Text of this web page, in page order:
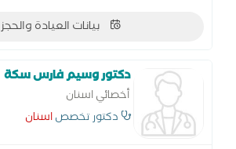
بيانات العيادة والحجز
دكتور وسيم فارس سكة
أخصائي اسنان
دكتور تخصصاسنان